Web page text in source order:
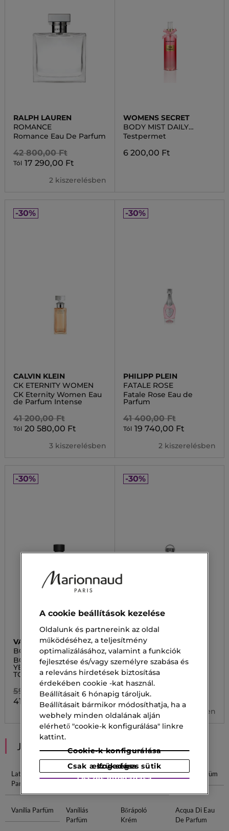
RALPH LAUREN
ROMANCE
Romance Eau De Parfum
42 800,00 Ft
Tól 17 290,00 Ft
2 kiszerelésben
WOMENS SECRET
BODY MIST DAILY
ROMANCE
Testpermet
6 200,00 Ft
-30%
CALVIN KLEIN
CK ETERNITY WOMEN
CK Eternity Women Eau
de Parfum Intense
41 200,00 Ft
Tól 20 580,00 Ft
3 kiszerelésben
-30%
PHILIPP PLEIN
FATALE ROSE
Fatale Rose Eau de
Parfum
41 400,00 Ft
Tól 19 740,00 Ft
2 kiszerelésben
-30%
VALENTINO
BORN IN ROMA UOMO
YELLOW DREAM
BORN IN ROMA UOMO
YELLOW DREAM EAU DE
TOILETTE
59 600,00 Ft
41 720,00 Ft
-30%
CACHREL
AMOR AMOR
Amor Amor Eau De
Toilette
17 500,00 Ft
Tól 12 250,00 Ft
3 kiszerelésben
JAVASOLT NEKED
Lattafa
Parfüm
Moschino
Invictus
Opium Parfüm
Vanília Parfüm
Vaníliás
Parfüm
Bőrápoló
Krém
Acqua Di Eau
De Parfum
A cookie beállítások kezelése
Oldalunk és partnereink az oldal
működéséhez, a teljesítmény
optimalizálásához, valamint a funkciók
fejlesztése és/vagy személyre szabása és
a releváns hirdetések biztosítása
érdekében cookie -kat használ.
Beállításait 6 hónapig tároljuk.
Beállításait bármikor módosíthatja, ha a
webhely minden oldalának alján
elérhető "cookie-k konfigurálása" linkre
kattint.
Cookie-k konfigurálása
Csak a szükséges sütik elfogadása
Összes elfogadása